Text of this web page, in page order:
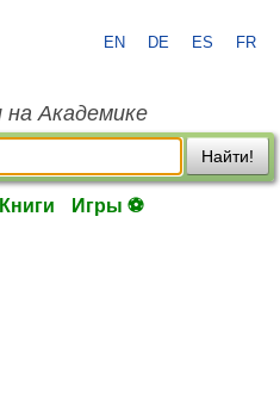
EN DE ES FR
на Академике
Найти!
Книги Игры ⚽